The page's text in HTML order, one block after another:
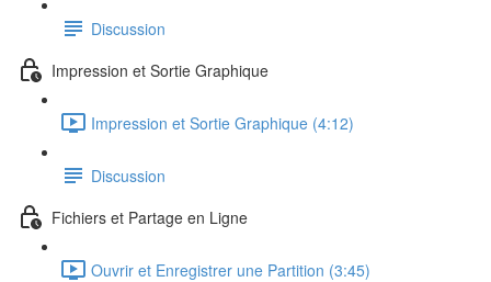
Discussion
Impression et Sortie Graphique
Impression et Sortie Graphique (4:12)
Discussion
Fichiers et Partage en Ligne
Ouvrir et Enregistrer une Partition (3:45)